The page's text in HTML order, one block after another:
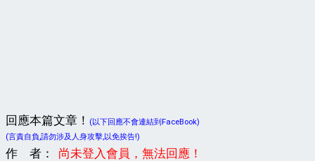
回應本篇文章！
(以下回應不會連結到FaceBook)
(言責自負,請勿涉及人身攻擊,以免挨告!)
作 者：
尚未登入會員，無法回應！